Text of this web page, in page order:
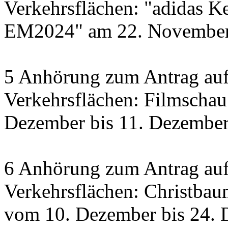
Verkehrsflächen: "adidas
EM2024" am 22.
5 Anhörung zum Antrag
Verkehrsflächen:
Dezember bis 11.
6 Anhörung zum Antrag
Verkehrsflächen:
vom 10. Dezember bis 24.